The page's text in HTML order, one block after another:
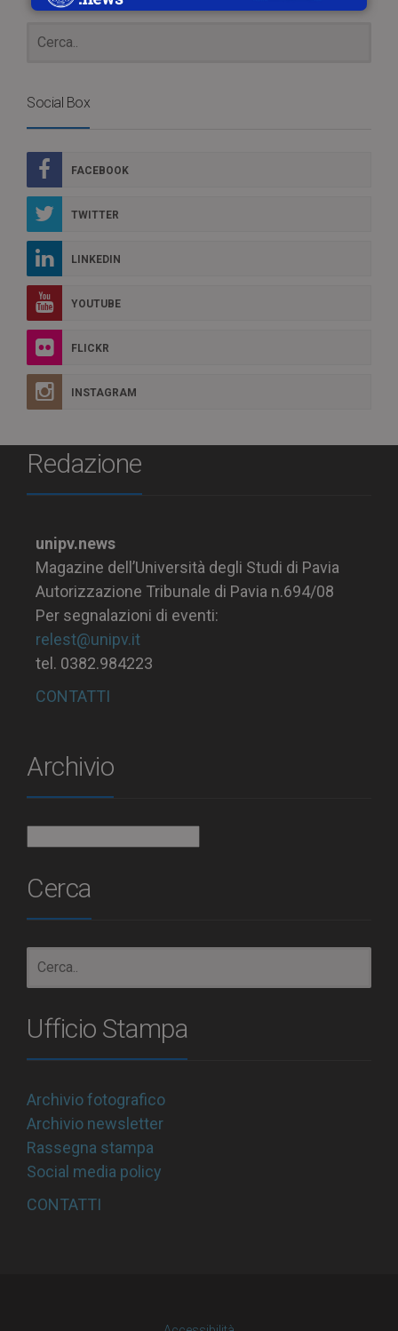
Social Box
FACEBOOK
TWITTER
LINKEDIN
YOUTUBE
FLICKR
INSTAGRAM
Redazione
unipv.news
Magazine dell’Università degli Studi di Pavia
Autorizzazione Tribunale di Pavia n.694/08
Per segnalazioni di eventi:
relest@unipv.it
tel. 0382.984223
CONTATTI
Archivio
Cerca
Ufficio Stampa
Archivio fotografico
Archivio newsletter
Rassegna stampa
Social media policy
CONTATTI